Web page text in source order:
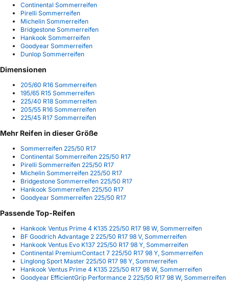
Continental Sommerreifen
Pirelli Sommerreifen
Michelin Sommerreifen
Bridgestone Sommerreifen
Hankook Sommerreifen
Goodyear Sommerreifen
Dunlop Sommerreifen
Dimensionen
205/60 R16 Sommerreifen
195/65 R15 Sommerreifen
225/40 R18 Sommerreifen
205/55 R16 Sommerreifen
225/45 R17 Sommerreifen
Mehr Reifen in dieser Größe
Sommerreifen 225/50 R17
Continental Sommerreifen 225/50 R17
Pirelli Sommerreifen 225/50 R17
Michelin Sommerreifen 225/50 R17
Bridgestone Sommerreifen 225/50 R17
Hankook Sommerreifen 225/50 R17
Goodyear Sommerreifen 225/50 R17
Passende Top-Reifen
Hankook Ventus Prime 4 K135 225/50 R17 98 W, Sommerreifen
BF Goodrich Advantage 2 225/50 R17 98 V, Sommerreifen
Hankook Ventus Evo K137 225/50 R17 98 Y, Sommerreifen
Continental PremiumContact 7 225/50 R17 98 Y, Sommerreifen
Linglong Sport Master 225/50 R17 98 Y, Sommerreifen
Hankook Ventus Prime 4 K135 225/50 R17 98 W, Sommerreifen
Goodyear EfficientGrip Performance 2 225/50 R17 98 W, Sommerreifen